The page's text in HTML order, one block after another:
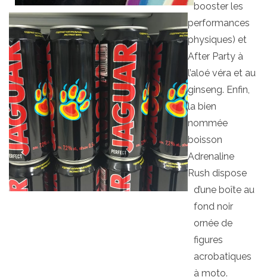
booster les
performances
physiques) et
After Party à
l’aloé véra et au
ginseng. Enfin,
la bien
nommée
boisson
Adrenaline
Rush dispose
d’une boîte au
fond noir
ornée de
figures
acrobatiques
à moto.